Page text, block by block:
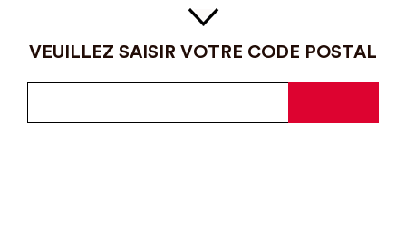
VEUILLEZ SAISIR VOTRE CODE POSTAL